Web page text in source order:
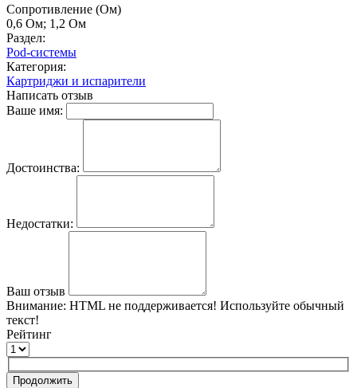
Cопротивление (Ом)
0,6 Ом; 1,2 Ом
Раздел:
Pod-системы
Категория:
Картриджи и испарители
Написать отзыв
Ваше имя:
Достоинства:
Недостатки:
Ваш отзыв
Внимание: HTML не поддерживается! Используйте обычный
текст!
Рейтинг
Продолжить